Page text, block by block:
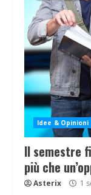
Idee & Opinioni
Il semestre
più che
Asterix 1